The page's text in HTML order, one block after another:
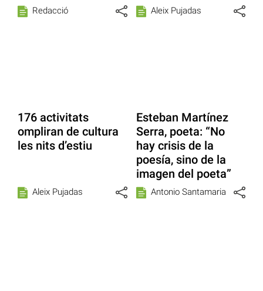
Redacció Aleix Pujadas
176 activitats
ompliran de cultura
les nits d’estiu
Aleix Pujadas
Esteban Martínez
Serra, poeta: “No
hay crisis de la
poesía, sino de la
imagen del poeta”
Antonio Santamaria